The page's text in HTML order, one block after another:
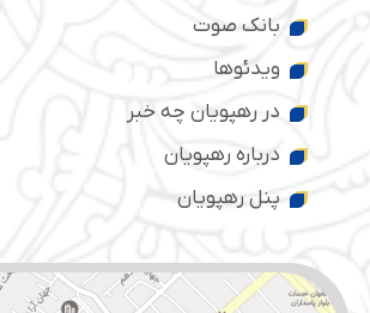
بانک صوت
ویدئوها
در رهپویان چه خبر
درباره رهپویان
پنل رهپویان